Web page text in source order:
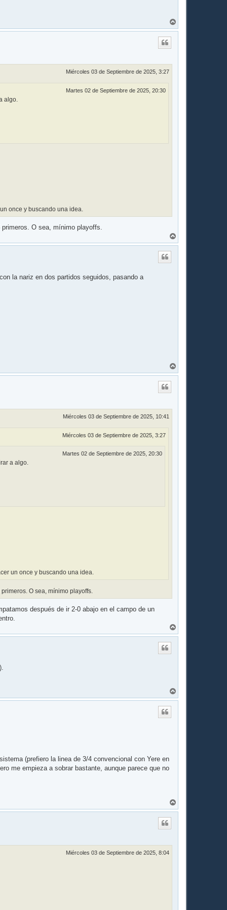
r
Miércoles 03 de Septiembre de 2025, 3:27
Martes 02 de Septiembre de 2025, 20:30
algo.
once y buscando una idea.
O sea, mínimo playoffs.
r
la nariz en dos partidos seguidos, pasando a
r
Miércoles 03 de Septiembre de 2025, 10:41
Miércoles 03 de Septiembre de 2025, 3:27
Martes 02 de Septiembre de 2025, 20:30
a algo.
un once y buscando una idea.
O sea, mínimo playoffs.
después de ir 2-0 abajo en el campo de un
r
r
(prefiero la linea de 3/4 convencional con Yere en
me empieza a sobrar bastante, aunque parece que no
r
Miércoles 03 de Septiembre de 2025, 8:04